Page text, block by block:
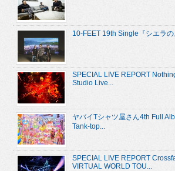
10-FEET 19th Single『シエラ
SPECIAL LIVE REPORT
Studio Live...
ヤバイTシャツ屋さん4th Full
Tank-top...
SPECIAL LIVE REPORT
VIRTUAL WORLD TOU...